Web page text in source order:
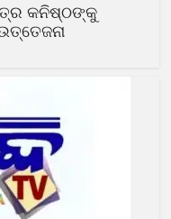
କନିଷ୍ଠଙ୍କୁ